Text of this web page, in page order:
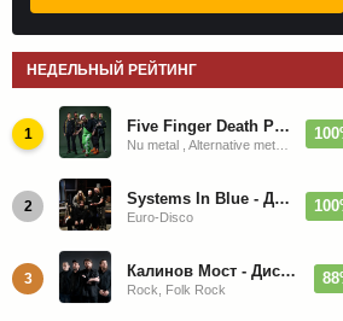
НЕДЕЛЬНЫЙ РЕЙТИНГ
1 Five Finger Death Punch - Дискография (2008-2026)
2 Systems In Blue - Дискография (2020-2026)
Euro-Disco
3 Калинов Мост - Дискография (1986-2026)
Rock, Folk Rock